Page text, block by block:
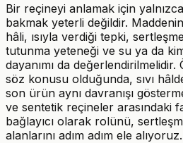
Bir reçineyi anlamak için
bakmak yeterli değildir.
hâli, ısıyla verdiği tepki,
tutunma yeteneği ve su ya da
dayanımı da
söz konusu olduğunda, sıvı
son ürün aynı davranışı
ve sentetik reçineler arasındaki
bağlayıcı olarak rolünü,
alanlarını adım adım ele alıyoruz.